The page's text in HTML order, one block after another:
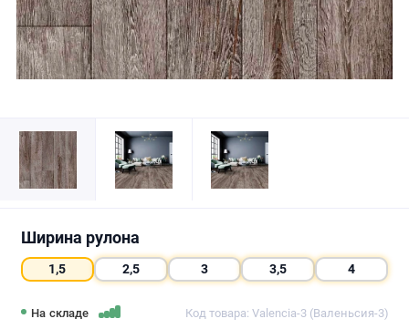
На складе Код товара: Valencia-3 (Валеньсия-3)
Ширина рулона
1,5 2,5 3 3,5 4